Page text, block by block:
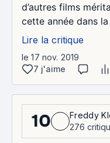
d’autres films
cette année dans la
Lire la critique
le 17 nov. 2019
7 j'aime
10
Freddy
276